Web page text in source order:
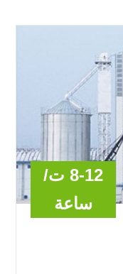
8-12 ت/
ساعة